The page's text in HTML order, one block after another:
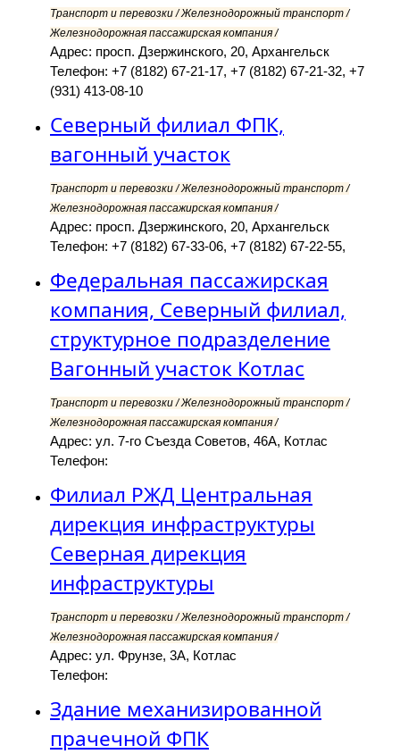
Транспорт и перевозки / Железнодорожный транспорт /
Железнодорожная пассажирская компания /
Адрес: просп. Дзержинского, 20, Архангельск
Телефон: +7 (8182) 67-21-17, +7 (8182) 67-21-32, +7
(931) 413-08-10
Северный филиал ФПК,
вагонный участок
Транспорт и перевозки / Железнодорожный транспорт /
Железнодорожная пассажирская компания /
Адрес: просп. Дзержинского, 20, Архангельск
Телефон: +7 (8182) 67-33-06, +7 (8182) 67-22-55,
Федеральная пассажирская
компания, Северный филиал,
структурное подразделение
Вагонный участок Котлас
Транспорт и перевозки / Железнодорожный транспорт /
Железнодорожная пассажирская компания /
Адрес: ул. 7-го Съезда Советов, 46А, Котлас
Телефон:
Филиал РЖД Центральная
дирекция инфраструктуры
Северная дирекция
инфраструктуры
Транспорт и перевозки / Железнодорожный транспорт /
Железнодорожная пассажирская компания /
Адрес: ул. Фрунзе, 3А, Котлас
Телефон:
Здание механизированной
прачечной ФПК